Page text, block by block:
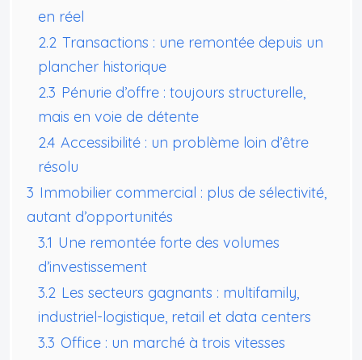
en réel
2.2 Transactions : une remontée depuis un
plancher historique
2.3 Pénurie d’offre : toujours structurelle,
mais en voie de détente
2.4 Accessibilité : un problème loin d’être
résolu
3 Immobilier commercial : plus de sélectivité,
autant d’opportunités
3.1 Une remontée forte des volumes
d’investissement
3.2 Les secteurs gagnants : multifamily,
industriel-logistique, retail et data centers
3.3 Office : un marché à trois vitesses